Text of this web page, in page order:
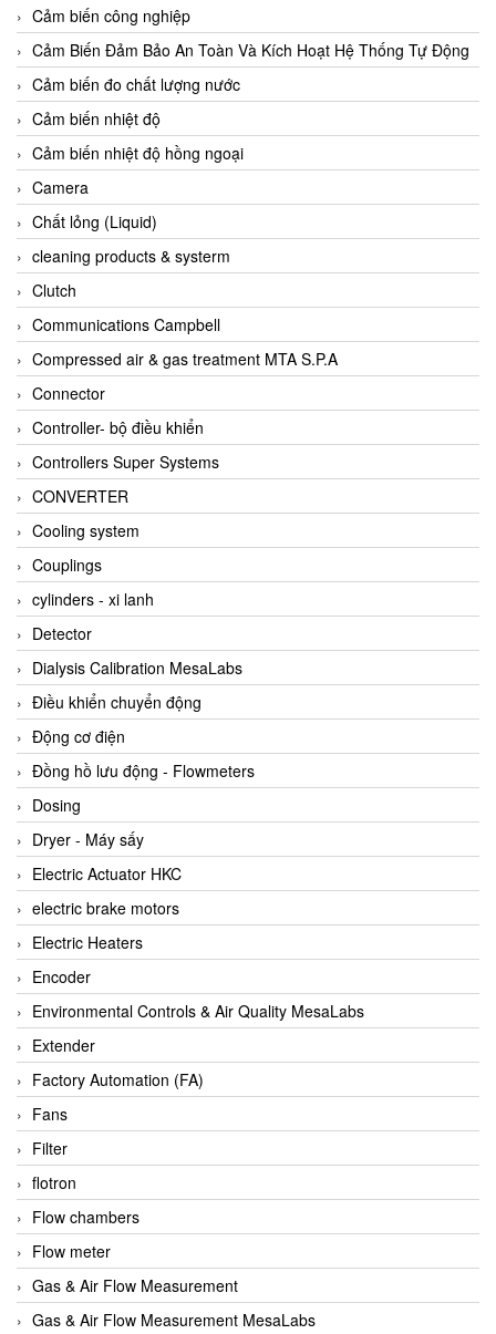
AIKOH
AINUO Vietnam
AIR MAJOR
Aira Euro Automation
Airtac Vietnam
Airtec Vietnam
AI-Tek Vietnam
Akerstroms Viet Nam
AKO Armaturen & Separationstechnik
AKO Armaturen & Separationstechnik Vietnam
AKUSENSE
ALA OFFICINE SPA
Albrecht-Automatik Viet Nam
Allen Bradley Vietnam
Alpha Moisture Vietnam
Alpha-Achem Vietnam
Alphino
ALRE-IT Vietnam
Altech
Amarillo Gear
Ametek
AMPTRON Vietnam
AND Vietnam
ANDERSON-NEGELE
ANDILOG Technologies Vietnam
Anritsu
ANTEC S.A
Antico pumps
Anybus/ HMS
AOBEN
Apex Dynamics Vietnam
Apex Dynamics Vietnam
Apiste
APLISENS VietNam
Apollo Fire
Appleton
AQ Matic
Aqualabo Vietnam
Aquametro
Cảm biến công nghiệp
Cảm Biến Đảm Bảo An Toàn Và Kích Hoạt Hệ Thống Tự Động
Cảm biến đo chất lượng nước
Cảm biến nhiệt độ
Cảm biến nhiệt độ hồng ngoại
Camera
Chất lỏng (Liquid)
cleaning products & systerm
Clutch
Communications Campbell
Compressed air & gas treatment MTA S.P.A
Connector
Controller- bộ điều khiển
Controllers Super Systems
CONVERTER
Cooling system
Couplings
cylinders - xi lanh
Detector
Dialysis Calibration MesaLabs
Điều khiển chuyển động
Động cơ điện
Đồng hồ lưu động - Flowmeters
Dosing
Dryer - Máy sấy
Electric Actuator HKC
electric brake motors
Electric Heaters
Encoder
Environmental Controls & Air Quality MesaLabs
Extender
Factory Automation (FA)
Fans
Filter
flotron
Flow chambers
Flow meter
Gas & Air Flow Measurement
Gas & Air Flow Measurement MesaLabs